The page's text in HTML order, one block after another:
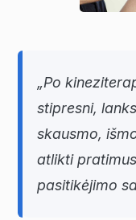
„Po
stipresni,
skausmo,
atlikti
pasitikėjimo